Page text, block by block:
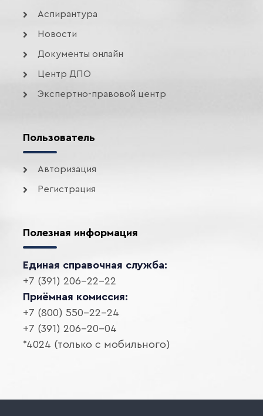
Аспирантура
Новости
Документы онлайн
Центр ДПО
Экспертно-правовой центр
Пользователь
Авторизация
Регистрация
Полезная информация
Единая справочная служба:
+7 (391) 206-22-22
Приёмная комиссия:
+7 (800) 550-22-24
+7 (391) 206-20-04
*4024 (только с мобильного)